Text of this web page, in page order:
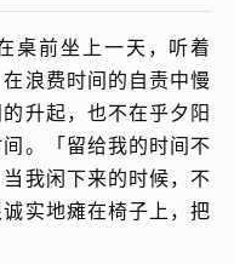
桌前坐上一天，听着
浪费时间的自责中慢
升起，也不在乎夕阳
。「留给我的时间不
我闲下来的时候，不
实地瘫在椅子上，把